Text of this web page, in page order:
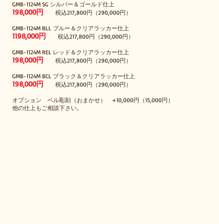
GMB-1124M SG シルバー＆ゴールド仕上
198,000円 税込217,800円（290,000円）
GMB-1124M BLL ブルー＆クリアラッカー仕上
1198,000円 税込217,800円（290,000円）
GMB-1124M REL レッド＆クリアラッカー仕上
198,000円 税込217,800円（290,000円）
GMB-1124M BCL ブラック＆クリアラッカー仕上
198,000円 税込217,800円（290,000円）
オプション ベル彫刻（おまかせ） +10,000円（15,000円）
他の仕上もご相談下さい。